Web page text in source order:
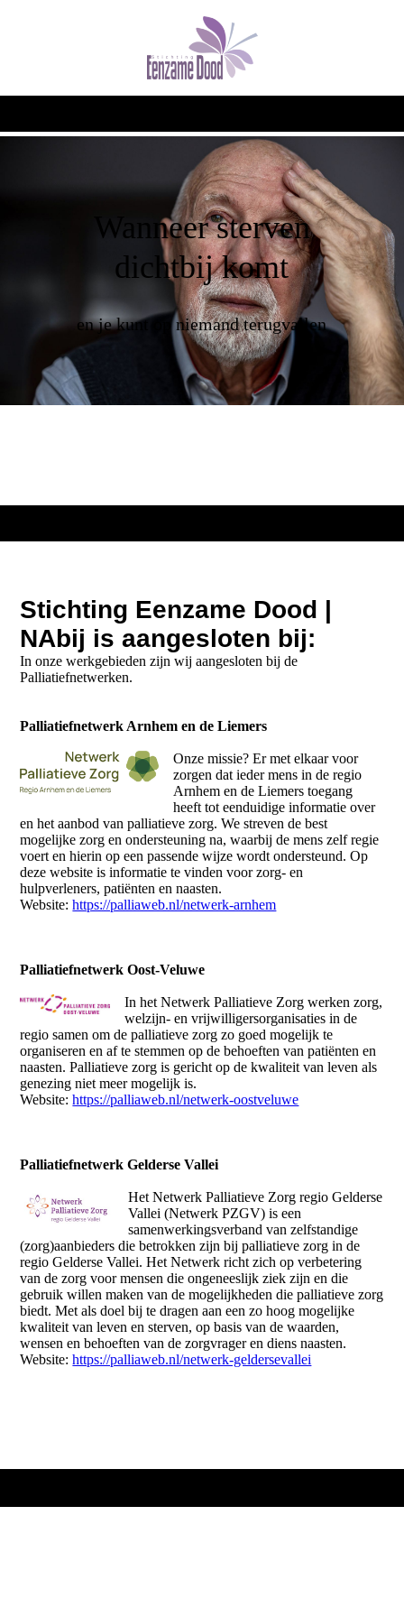
Wanneer sterven
dichtbij komt
en je kunt op niemand terugvallen
Stichting Eenzame Dood |
NAbij is aangesloten bij:
In onze werkgebieden zijn wij aangesloten bij de
Palliatiefnetwerken.
Palliatiefnetwerk Arnhem en de Liemers
Onze missie? Er met elkaar voor
zorgen dat ieder mens in de regio
Arnhem en de Liemers toegang
heeft tot eenduidige informatie over
en het aanbod van palliatieve zorg. We streven de best
mogelijke zorg en ondersteuning na, waarbij de mens zelf regie
voert en hierin op een passende wijze wordt ondersteund. Op
deze website is informatie te vinden voor zorg- en
hulpverleners, patiënten en naasten.
Website:https://palliaweb.nl/netwerk-arnhem
Palliatiefnetwerk Oost-Veluwe
In het Netwerk Palliatieve Zorg werken zorg,
welzijn- en vrijwilligersorganisaties in de
regio samen om de palliatieve zorg zo goed mogelijk te
organiseren en af te stemmen op de behoeften van patiënten en
naasten. Palliatieve zorg is gericht op de kwaliteit van leven als
genezing niet meer mogelijk is.
Website:https://palliaweb.nl/netwerk-oostveluwe
Palliatiefnetwerk Gelderse Vallei
Het Netwerk Palliatieve Zorg regio Gelderse
Vallei (Netwerk PZGV) is een
samenwerkingsverband van zelfstandige
(zorg)aanbieders die betrokken zijn bij palliatieve zorg in de
regio Gelderse Vallei. Het Netwerk richt zich op verbetering
van de zorg voor mensen die ongeneeslijk ziek zijn en die
gebruik willen maken van de mogelijkheden die palliatieve zorg
biedt. Met als doel bij te dragen aan een zo hoog mogelijke
kwaliteit van leven en sterven, op basis van de waarden,
wensen en behoeften van de zorgvrager en diens naasten.
Website:https://palliaweb.nl/netwerk-geldersevallei